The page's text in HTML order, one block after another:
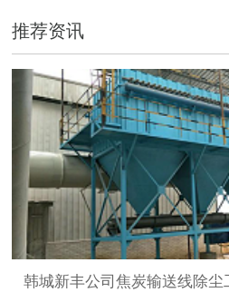
推荐资讯
韩城新丰公司焦炭输送线除尘